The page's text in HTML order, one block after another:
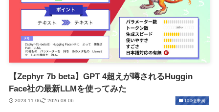
【Zephyr 7b beta】GPT 4超えが噂されるHuggin
Face社の最新LLMを使ってみた
2023-11-06 2026-08-06 100億未満